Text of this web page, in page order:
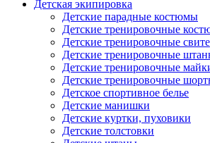
Детская экипировка
Детские парадные костюмы
Детские тренировочные
Детские тренировочные
Детские тренировочные
Детские тренировочные
Детские тренировочные
Детское спортивное белье
Детские манишки
Детские куртки, пуховики
Детские толстовки